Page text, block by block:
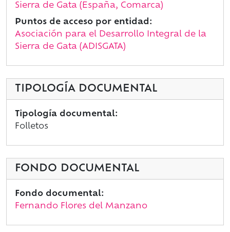
Sierra de Gata (España, Comarca)
Puntos de acceso por entidad:
Asociación para el Desarrollo Integral de la
Sierra de Gata (ADISGATA)
TIPOLOGÍA DOCUMENTAL
Tipología documental:
Folletos
FONDO DOCUMENTAL
Fondo documental:
Fernando Flores del Manzano